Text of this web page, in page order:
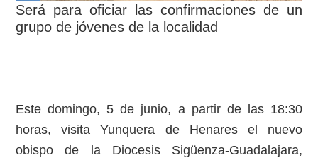
Será para oficiar las confirmaciones de un
grupo de jóvenes de la localidad
Este domingo, 5 de junio, a partir de las 18:30
horas, visita Yunquera de Henares el nuevo
obispo de la Diocesis Sigüenza-Guadalajara,